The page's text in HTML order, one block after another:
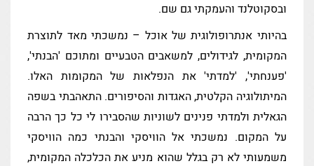
ובסקוטלנד והעמקתי גם שם.
בהיותי אנתרופולוגית של אוכל – נמשכתי מאד לתוצרת
המקומית, לגידולים, למשאבים הטבעיים ומתוכם 'הבנתי',
'פענחתי', 'למדתי' את הנפלאות של המקומות האלו.
המיתולוגיה הקלטית, האגדות והסיפורים. התאהבתי בשפה
הגאלית ולמדתי פנינים לשוניות שהסבירו לי כל כך הרבה
על המקום. נמשכתי אל הוויסקי והבנתי כמה הוויסקי
משמעותי לא רק בגלל שהוא מניע את הכלכלה המקומית,